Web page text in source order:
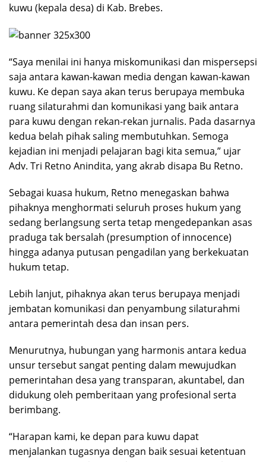
kuwu (kepala desa) di Kab. Brebes.
“Saya menilai ini hanya miskomunikasi dan mispersepsi
saja antara kawan-kawan media dengan kawan-kawan
kuwu. Ke depan saya akan terus berupaya membuka
ruang silaturahmi dan komunikasi yang baik antara
para kuwu dengan rekan-rekan jurnalis. Pada dasarnya
kedua belah pihak saling membutuhkan. Semoga
kejadian ini menjadi pelajaran bagi kita semua,” ujar
Adv. Tri Retno Anindita, yang akrab disapa Bu Retno.
Sebagai kuasa hukum, Retno menegaskan bahwa
pihaknya menghormati seluruh proses hukum yang
sedang berlangsung serta tetap mengedepankan asas
praduga tak bersalah (presumption of innocence)
hingga adanya putusan pengadilan yang berkekuatan
hukum tetap.
Lebih lanjut, pihaknya akan terus berupaya menjadi
jembatan komunikasi dan penyambung silaturahmi
antara pemerintah desa dan insan pers.
Menurutnya, hubungan yang harmonis antara kedua
unsur tersebut sangat penting dalam mewujudkan
pemerintahan desa yang transparan, akuntabel, dan
didukung oleh pemberitaan yang profesional serta
berimbang.
“Harapan kami, ke depan para kuwu dapat
menjalankan tugasnya dengan baik sesuai ketentuan